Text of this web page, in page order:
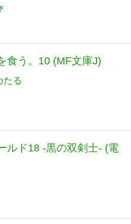
食う。10 (MF文庫J)
たる
ルド18 ‐黒の双剣士‐ (電